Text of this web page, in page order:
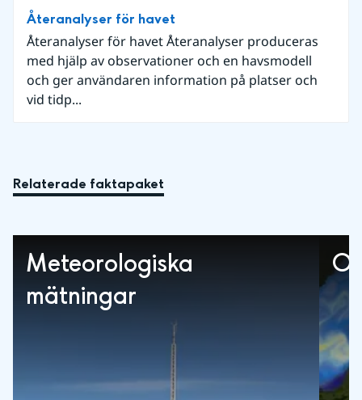
Återanalyser för havet
Återanalyser för havet Återanalyser produceras
med hjälp av observationer och en havsmodell
och ger användaren information på platser och
vid tidp...
Relaterade faktapaket
Meteorologiska
mätningar